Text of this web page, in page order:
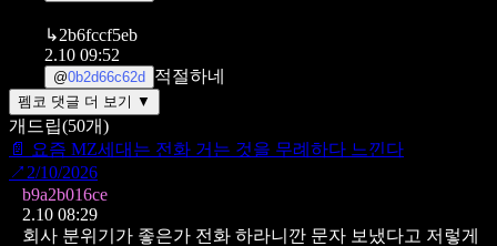
↳2b6fccf5eb
2.10 09:52
@0b2d66c62d 적절하네
펨코 댓글 더 보기 ▼
개드립(50개)
📄
요즘 MZ세대는 전화 거는 것을 무례하다 느낀다
↗ 2/10/2026
b9a2b016ce
2.10 08:29
회사 분위기가 좋은가 전화 하라니깐 문자 보냈다고 저렇게